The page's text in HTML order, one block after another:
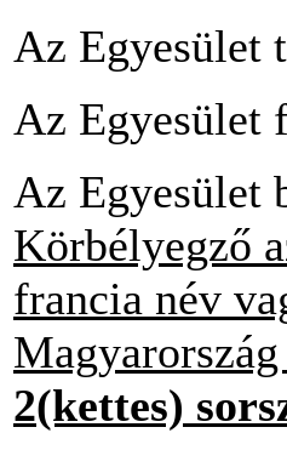
Az Egyesület
Az Egyesület
Az Egyesület
Körbélyegző
francia név
2(kettes)